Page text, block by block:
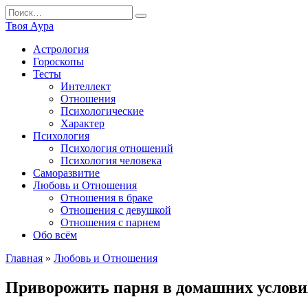
Перейти
к
содержанию
Search
for:
Твоя Аура
Астрология
Гороскопы
Тесты
Интеллект
Отношения
Психологические
Характер
Психология
Психология отношений
Психология человека
Саморазвитие
Любовь и Отношения
Отношения в браке
Отношения с девушкой
Отношения с парнем
Обо всём
Главная » Любовь и Отношения
Приворожить парня в домашних